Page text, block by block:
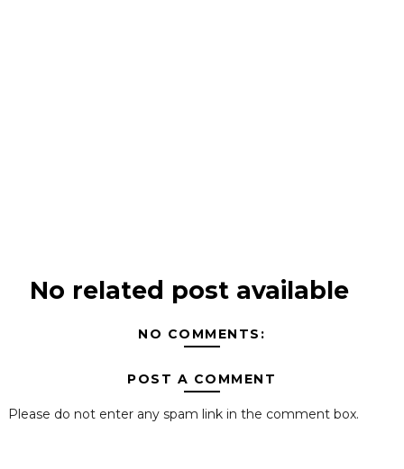
No related post available
NO COMMENTS:
POST A COMMENT
Please do not enter any spam link in the comment box.